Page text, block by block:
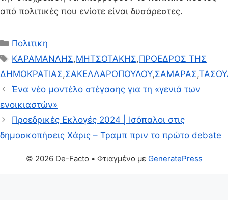
από πολιτικές που ενίοτε είναι δυσάρεστες.
Κατηγορίες
Πολιτικη
Ετικέτες
ΚΑΡΑΜΑΝΛΗΣ,ΜΗΤΣΟΤΑΚΗΣ,ΠΡΟΕΔΡΟΣ ΤΗΣ
ΔΗΜΟΚΡΑΤΙΑΣ,ΣΑΚΕΛΛΑΡΟΠΟΥΛΟΥ,ΣΑΜΑΡΑΣ,
Ένα νέο μοντέλο στέγασης για τη «γενιά των
ενοικιαστών»
Προεδρικές Εκλογές 2024 | Ισόπαλοι στις
δημοσκοπήσεις Χάρις – Τραμπ πριν το πρώτο debate
© 2026 De-Facto • Φτιαγμένο με GeneratePress